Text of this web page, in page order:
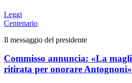
Leggi
Centenario
Il messaggio del presidente
Commisso annuncia: «La
ritirata per onorare Antognoni»